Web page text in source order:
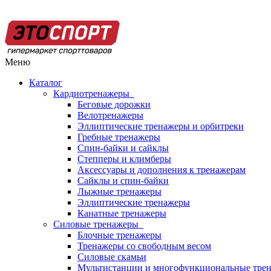
Меню
Каталог
Кардиотренажеры
Беговые дорожки
Велотренажеры
Эллиптические тренажеры и орбитреки
Гребные тренажеры
Спин-байки и сайклы
Степперы и климберы
Аксессуары и дополнения к тренажерам
Сайклы и спин-байки
Лыжные тренажеры
Эллиптические тренажеры
Канатные тренажеры
Силовые тренажеры
Блочные тренажеры
Тренажеры со свободным весом
Силовые скамьи
Мультистанции и многофункциональные